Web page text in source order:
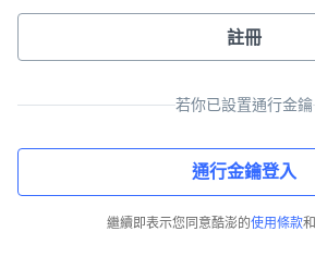
註冊
若你已設置通行金鑰
通行金鑰登入
繼續即表示您同意酷澎的使用條款和